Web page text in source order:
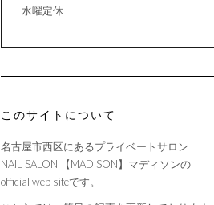
水曜定休
このサイトについて
名古屋市西区にあるプライベートサロン
NAIL SALON 【MADISON】マディソンの
official web siteです。